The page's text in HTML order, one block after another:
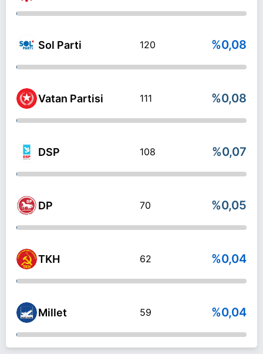
Sol Parti 120 %0,08
Vatan Partisi 111 %0,08
DSP 108 %0,07
DP 70 %0,05
TKH 62 %0,04
Millet 59 %0,04